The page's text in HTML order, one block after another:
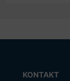
KONTAKT